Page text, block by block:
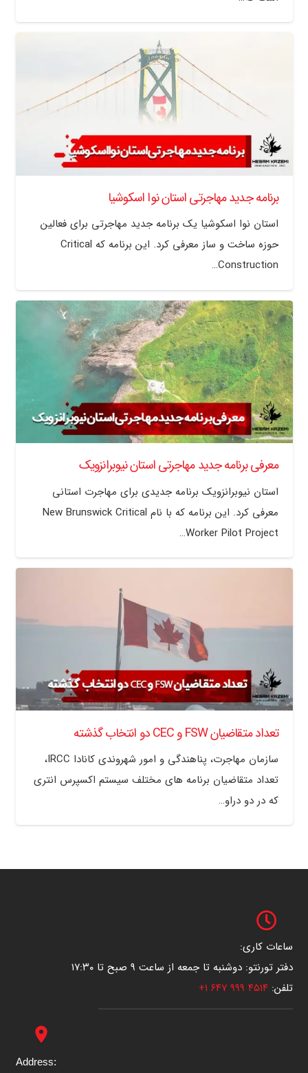
برنامه جدید مهاجرتی استان نوا اسکوشیا
استان نوا اسکوشیا یک برنامه جدید مهاجرتی برای فعالین
حوزه ساخت و ساز معرفی کرد. این برنامه که Critical
Construction…
معرفی برنامه جدید مهاجرتی استان نیوبرانزویک
استان نیوبرانزویک برنامه جدیدی برای مهاجرت استانی
معرفی کرد. این برنامه که با نام New Brunswick Critical
Worker Pilot Project…
تعداد متقاضیان FSW و CEC دو انتخاب گذشته
سازمان مهاجرت، پناهندگی و امور شهروندی کانادا IRCC،
تعداد متقاضیان برنامه های مختلف سیستم اکسپرس انتری
که در دو دراو…
ساعات کاری:
دفتر تورنتو: دوشنبه تا جمعه از ساعت ۹ صبح تا ۱۷:۳۰
تلفن:۴۵۱۴ ۹۹۹ ۶۴۷ ۱+
place
Address: